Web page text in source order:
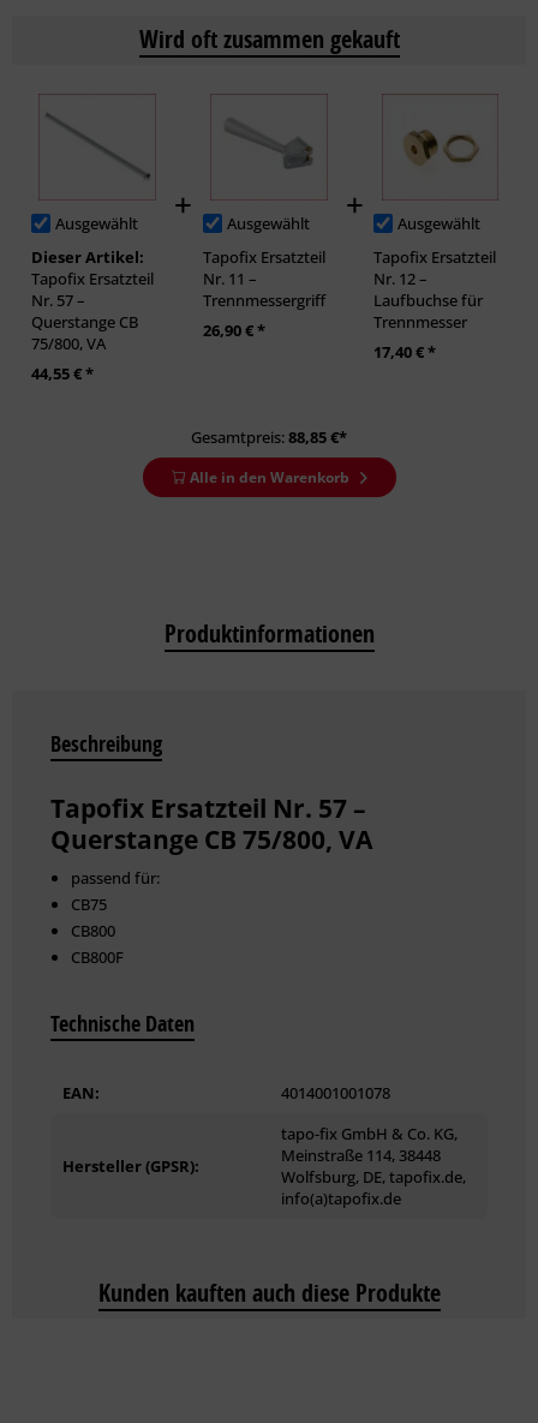
Wird oft zusammen gekauft
Ausgewählt
Dieser Artikel:
Tapofix Ersatzteil
Nr. 57 –
Querstange CB
75/800, VA
44,55 € *
Ausgewählt
Tapofix Ersatzteil
Nr. 11 –
Trennmessergriff
26,90 € *
Ausgewählt
Tapofix Ersatzteil
Nr. 12 –
Laufbuchse für
Trennmesser
17,40 € *
Gesamtpreis:88,85€*
Alle in den Warenkorb
Produktinformationen
Beschreibung
Tapofix Ersatzteil Nr. 57 –
Querstange CB 75/800, VA
passend für:
CB75
CB800
CB800F
Technische Daten
EAN: 4014001001078
Hersteller (GPSR):
tapo-fix GmbH & Co. KG,
Meinstraße 114, 38448
Wolfsburg, DE, tapofix.de,
info(a)tapofix.de
Kunden kauften auch diese Produkte